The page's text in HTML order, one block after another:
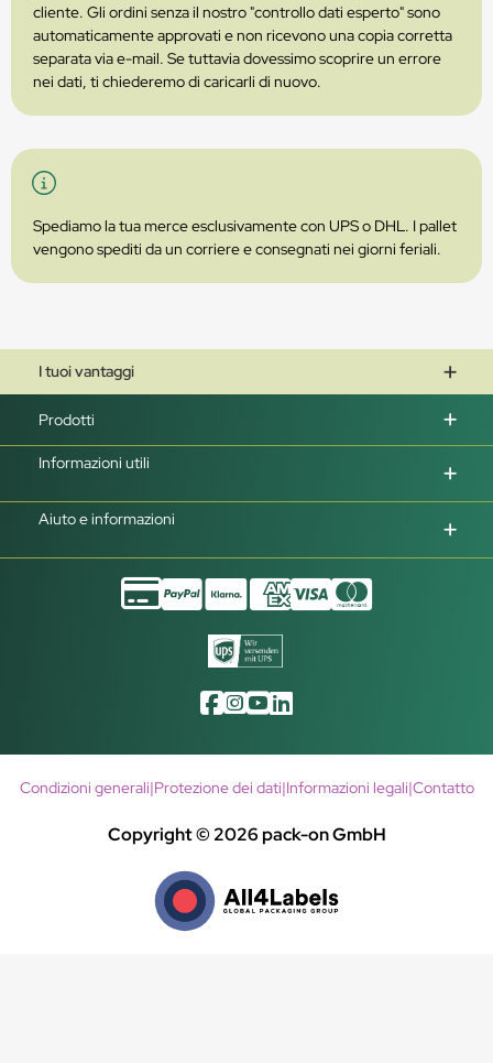
cliente. Gli ordini senza il nostro "controllo dati esperto" sono
automaticamente approvati e non ricevono una copia corretta
separata via e-mail. Se tuttavia dovessimo scoprire un errore
nei dati, ti chiederemo di caricarli di nuovo.
Spediamo la tua merce esclusivamente con UPS o DHL. I pallet
vengono spediti da un corriere e consegnati nei giorni feriali.
I tuoi vantaggi
Prodotti
Informazioni utili
Aiuto e informazioni
Copyright © 2026 pack-on GmbH
Condizioni generali|Protezione dei dati|Informazioni legali|Contatto